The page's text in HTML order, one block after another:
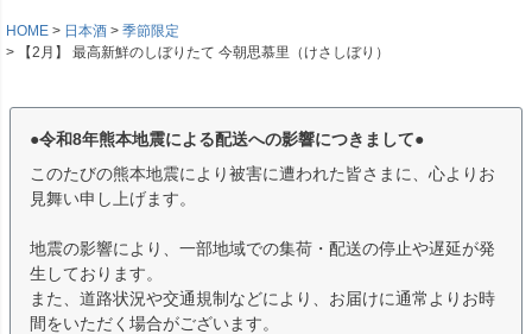
HOME 日本酒
季節限定
【2月】 最高新鮮のしぼりたて 今朝思慕里（けさしぼり）
●令和8年熊本地震による配送への影響につきまして●
このたびの熊本地震により被害に遭われた皆さまに、心よりお
見舞い申し上げます。
地震の影響により、一部地域での集荷・配送の停止や遅延が発
生しております。
また、道路状況や交通規制などにより、お届けに通常よりお時
間をいただく場合がございます。